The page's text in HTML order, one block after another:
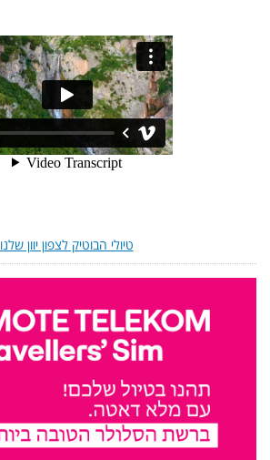
טיולי הבוטיק לצפון יוון שלנו